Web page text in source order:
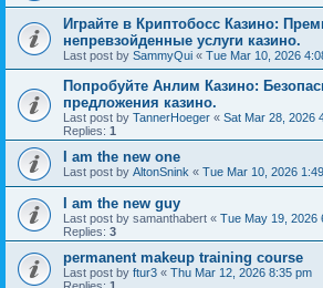
Играйте в Криптобосс Казино:
непревзойденные услуги казино.
Last post by SammyQui « Tue Mar 10, 2026
Попробуйте Анлим Казино:
предложения казино.
Last post by TannerHoeger « Sat Mar 28, 2026
Replies: 1
I am the new one
Last post by AltonSnink « Tue Mar 10, 2026
I am the new guy
Last post by samanthabert « Tue May 19, 2026
Replies: 3
permanent makeup training course
Last post by ftur3 « Thu Mar 12, 2026 8:35 pm